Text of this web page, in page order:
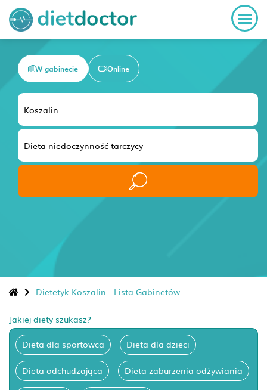
W gabinecie Online
Dietetyk Koszalin - Lista Gabinetów
Jakiej diety szukasz?
Dieta dla sportowca Dieta dla dzieci
Dieta odchudzająca Dieta zaburzenia odżywiania